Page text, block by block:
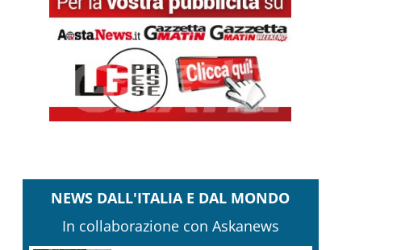
NEWS DALL'ITALIA E DAL MONDO
In collaborazione con Askanews